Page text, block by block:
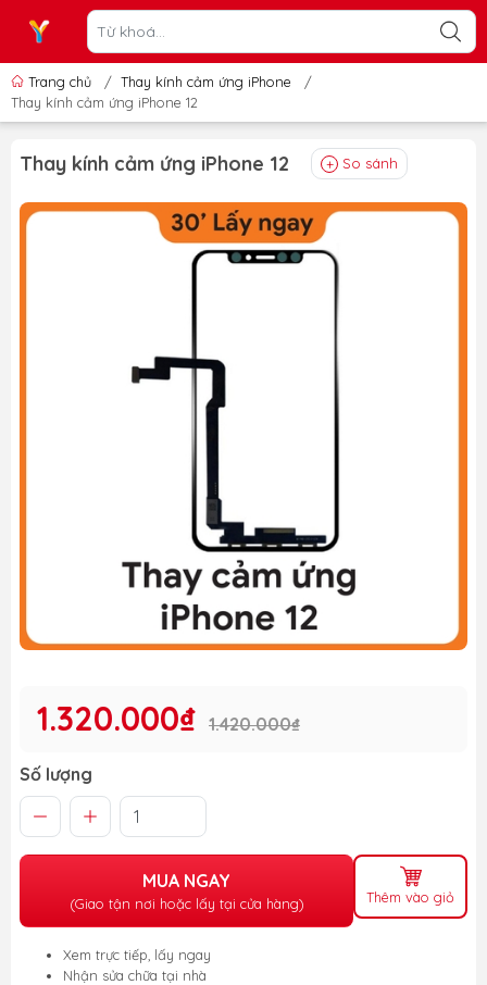
Trang chủ / Thay kính cảm ứng iPhone
/
Thay kính cảm ứng iPhone 12
Thay kính cảm ứng iPhone 12 So sánh
1.320.000₫ 1.420.000₫
Số lượng
MUA NGAY
(Giao tận nơi hoặc lấy tại cửa hàng) Thêm vào giỏ
Xem trực tiếp, lấy ngay
Nhận sửa chữa tại nhà